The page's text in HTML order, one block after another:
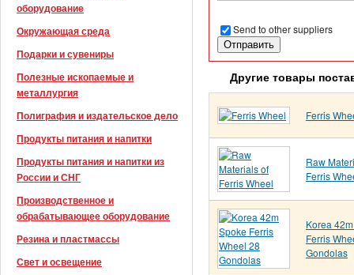
оборудование
Окружающая среда
Подарки и сувениры
Полезные ископаемые и
металлургия
Полиграфия и издательское дело
Продукты питания и напитки
Продукты питания и напитки из
России и СНГ
Производственное и
обрабатывающее оборудование
Резина и пластмассы
Свет и освещение
Send to other suppliers
Другие товары
Ferris
Raw
Ferris
Korea
Ferris
Gondolas